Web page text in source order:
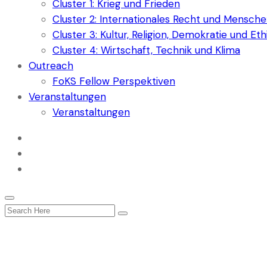
Cluster 1: Krieg und Frieden
Cluster 2: Internationales Recht und
Cluster 3: Kultur, Religion, Demokratie und
Cluster 4: Wirtschaft, Technik und Klima
Outreach
FoKS Fellow Perspektiven
Veranstaltungen
Veranstaltungen